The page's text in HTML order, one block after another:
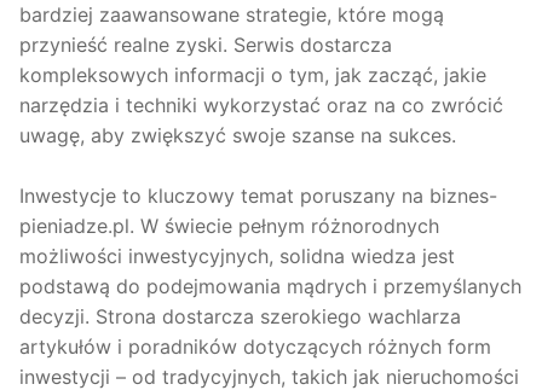
bardziej zaawansowane strategie, które mogą
przynieść realne zyski. Serwis dostarcza
kompleksowych informacji o tym, jak zacząć, jakie
narzędzia i techniki wykorzystać oraz na co zwrócić
uwagę, aby zwiększyć swoje szanse na sukces.
Inwestycje to kluczowy temat poruszany na biznes-
pieniadze.pl. W świecie pełnym różnorodnych
możliwości inwestycyjnych, solidna wiedza jest
podstawą do podejmowania mądrych i przemyślanych
decyzji. Strona dostarcza szerokiego wachlarza
artykułów i poradników dotyczących różnych form
inwestycji – od tradycyjnych, takich jak nieruchomości